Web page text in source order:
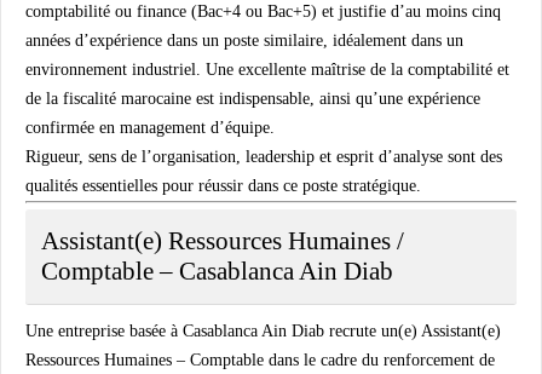
comptabilité ou finance (Bac+4 ou Bac+5) et justifie d’au moins cinq
années d’expérience dans un poste similaire, idéalement dans un
environnement industriel. Une excellente maîtrise de la comptabilité et
de la fiscalité marocaine est indispensable, ainsi qu’une expérience
confirmée en management d’équipe.
Rigueur, sens de l’organisation, leadership et esprit d’analyse sont des
qualités essentielles pour réussir dans ce poste stratégique.
Assistant(e) Ressources Humaines /
Comptable – Casablanca Ain Diab
Une entreprise basée à Casablanca Ain Diab recrute un(e) Assistant(e)
Ressources Humaines – Comptable dans le cadre du renforcement de